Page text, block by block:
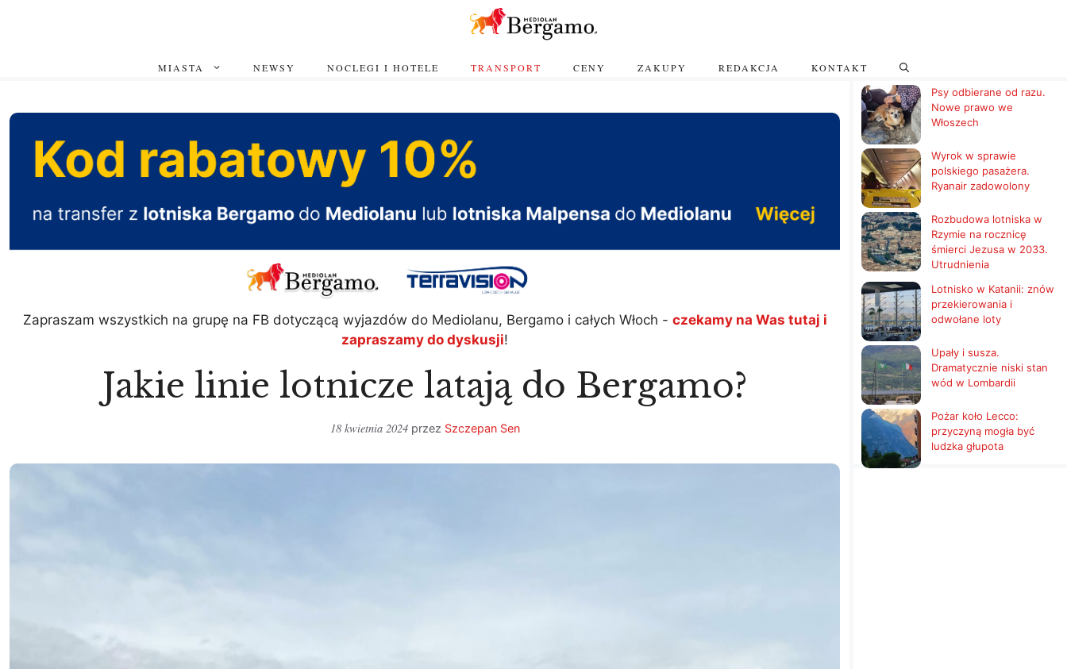
MIASTA NEWSY NOCLEGI I HOTELE TRANSPORT CENY ZAKUPY REDAKCJA KONTAKT
Zapraszam wszystkich na grupę na FB dotyczącą wyjazdów do Mediolanu, Bergamo i całych Włoch - czekamy na Was tutaj i
zapraszamy do dyskusji!
Jakie linie lotnicze latają do Bergamo?
18 kwietnia 2024 przez Szczepan Sen
Psy odbierane od razu.
Nowe prawo we
Włoszech
Wyrok w sprawie
polskiego pasażera.
Ryanair zadowolony
Rozbudowa lotniska w
Rzymie na rocznicę
śmierci Jezusa w 2033.
Utrudnienia
Lotnisko w Katanii: znów
przekierowania i
odwołane loty
Upały i susza.
Dramatycznie niski stan
wód w Lombardii
Pożar koło Lecco:
przyczyną mogła być
ludzka głupota